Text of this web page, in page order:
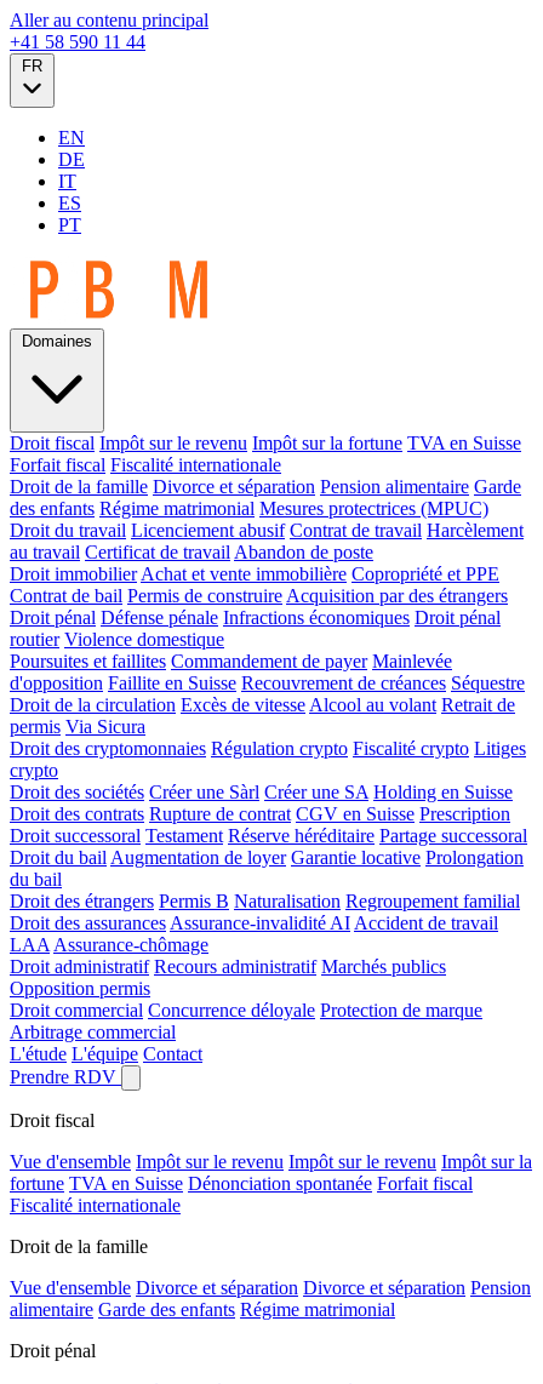
Aller au contenu principal
+41 58 590 11 44
EN
DE
IT
ES
PT
Droit fiscal Impôt sur le revenu Impôt sur la fortune TVA en Suisse
Forfait fiscal Fiscalité internationale
Droit de la famille Divorce et séparation Pension alimentaire Garde
des enfants Régime matrimonial Mesures protectrices (MPUC)
Droit du travail Licenciement abusif Contrat de travail Harcèlement
au travail Certificat de travail Abandon de poste
Droit immobilier Achat et vente immobilière Copropriété et PPE
Contrat de bail Permis de construire Acquisition par des étrangers
Droit pénal Défense pénale Infractions économiques Droit pénal
routier Violence domestique
Poursuites et faillites Commandement de payer Mainlevée
d'opposition Faillite en Suisse Recouvrement de créances Séquestre
Droit de la circulation Excès de vitesse Alcool au volant Retrait de
permis Via Sicura
Droit des cryptomonnaies Régulation crypto Fiscalité crypto Litiges
crypto
Droit des sociétés Créer une Sàrl Créer une SA Holding en Suisse
Droit des contrats Rupture de contrat CGV en Suisse Prescription
Droit successoral Testament Réserve héréditaire Partage successoral
Droit du bail Augmentation de loyer Garantie locative Prolongation
du bail
Droit des étrangers Permis B Naturalisation Regroupement familial
Droit des assurances Assurance-invalidité AI Accident de travail
LAA Assurance-chômage
Droit administratif Recours administratif Marchés publics
Opposition permis
Droit commercial Concurrence déloyale Protection de marque
Arbitrage commercial
L'étude L'équipe Contact
Prendre RDV
Droit fiscal
Vue d'ensemble Impôt sur le revenu Impôt sur le revenu Impôt sur la
fortune TVA en Suisse Dénonciation spontanée Forfait fiscal
Fiscalité internationale
Droit de la famille
Vue d'ensemble Divorce et séparation Divorce et séparation Pension
alimentaire Garde des enfants Régime matrimonial
Droit pénal